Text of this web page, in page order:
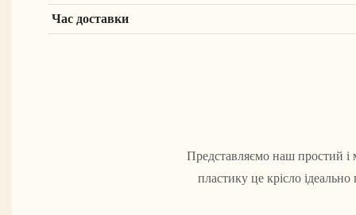
Час доставки
Представляємо наш простий і
пластику це крісло